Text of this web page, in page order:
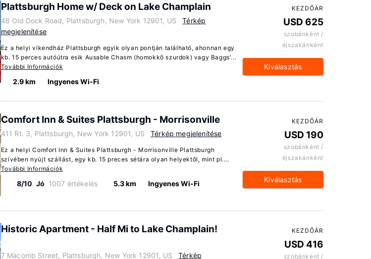
Plattsburgh Home w/ Deck on Lake Champlain
48 Old Dock Road, Plattsburgh, New York 12901, US
Térkép
megjelenítése
Ez a helyi víkendház Plattsburgh egyik olyan pontján található, ahonnan egy
kb. 15 perces autóútra esik Ausable Chasm (homokkő szurdok) vagy Baggs'...
További Információk
2.9 km Ingyenes Wi-Fi
KEZDŐÁR
USD 625
szobánként /
éjszakánként
Kiválasztás
Comfort Inn & Suites Plattsburgh - Morrisonville
411 Rt. 3, Plattsburgh, New York 12901, US Térkép megjelenítése
Ez a helyi Comfort Inn & Suites Plattsburgh - Morrisonville Plattsburgh
szívében nyújt szállást, egy kb. 15 preces sétára olyan helyektől, mint pl....
További Információk
8/10 Jó 1007 értékelés 5.3 km Ingyenes Wi-Fi
KEZDŐÁR
USD 190
szobánként /
éjszakánként
Kiválasztás
Historic Apartment - Half Mi to Lake Champlain!
7 Macomb Street, Plattsburgh, New York 12901, US
Térkép
KEZDŐÁR
USD 416
szobánként /